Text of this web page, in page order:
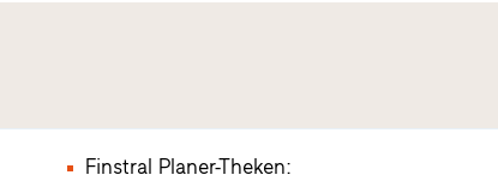
Finstral Planer-Theken: